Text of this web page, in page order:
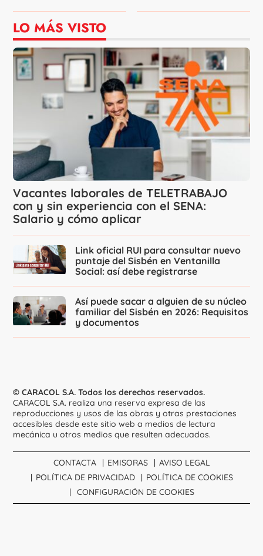
LO MÁS VISTO
Vacantes laborales de TELETRABAJO
con y sin experiencia con el SENA:
Salario y cómo aplicar
Link oficial RUI para consultar nuevo
puntaje del Sisbén en Ventanilla
Social: así debe registrarse
Así puede sacar a alguien de su núcleo
familiar del Sisbén en 2026: Requisitos
y documentos
© CARACOL S.A. Todos los derechos reservados.
CARACOL S.A. realiza una reserva expresa de las
reproducciones y usos de las obras y otras prestaciones
accesibles desde este sitio web a medios de lectura
mecánica u otros medios que resulten adecuados.
CONTACTA EMISORAS
AVISO LEGAL
POLÍTICA DE PRIVACIDAD
POLÍTICA DE COOKIES
CONFIGURACIÓN DE COOKIES